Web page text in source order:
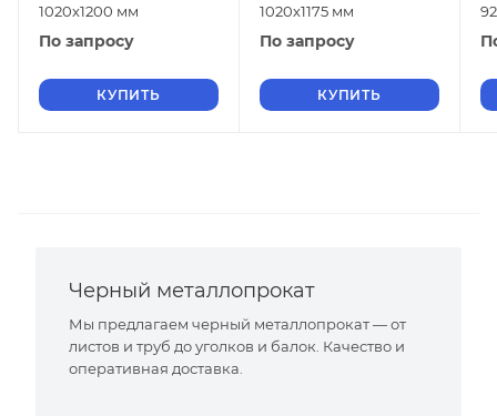
1020х1200 мм
По запросу
КУПИТЬ
1020х1175 мм
По запросу
КУПИТЬ
Черный металлопрокат
Мы предлагаем черный металлопрокат — от
листов и труб до уголков и балок. Качество и
оперативная доставка.